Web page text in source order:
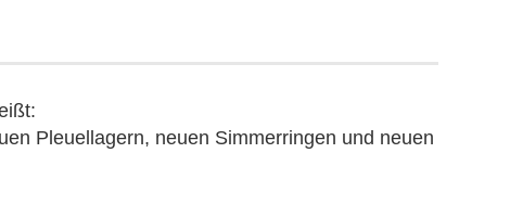
Pleuellagern, neuen Simmerringen und neuen